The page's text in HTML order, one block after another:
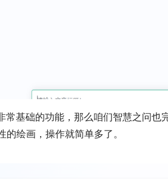
常基础的功能，那么咱们智慧之问也
绘画，操作就简单多了。